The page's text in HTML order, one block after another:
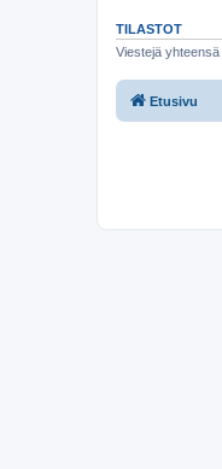
TILASTOT
Viestejä yhteensä
Etusivu